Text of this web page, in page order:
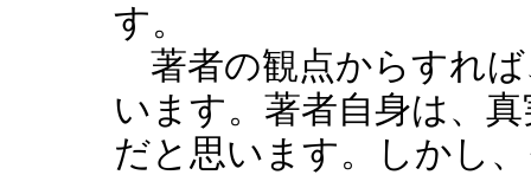
す。
著者の観点からすれば
います。著者自身は、
だと思います。しかし